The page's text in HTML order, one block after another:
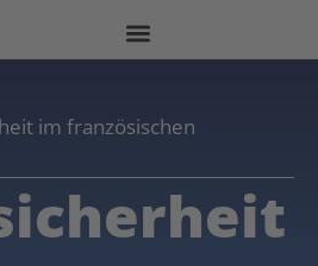
im französischen